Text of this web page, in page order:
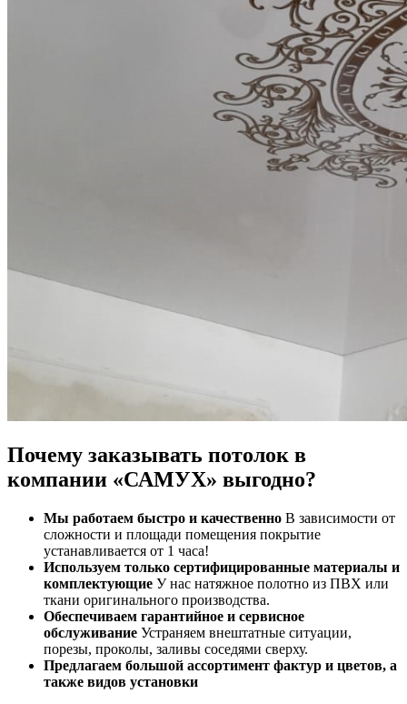
Почему заказывать потолок в
компании «САМУХ» выгодно?
Мы работаем быстро и качественно В зависимости от
сложности и площади помещения покрытие
устанавливается от 1 часа!
Используем только сертифицированные материалы и
комплектующие У нас натяжное полотно из ПВХ или
ткани оригинального производства.
Обеспечиваем гарантийное и сервисное
обслуживание Устраняем внештатные ситуации,
порезы, проколы, заливы соседями сверху.
Предлагаем большой ассортимент фактур и цветов, а
также видов установки